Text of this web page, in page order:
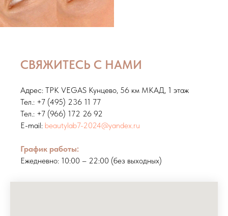
СВЯЖИТЕСЬ С НАМИ
Адрес: ТРК VEGAS Кунцево, 56 км МКАД, 1 этаж
Тел.: +7 (495) 236 11 77
Тел.: +7 (966) 172 26 92
E-mail: beautylab7-2024@yandex.ru
График работы:
Ежедневно: 10:00 – 22:00 (без выходных)